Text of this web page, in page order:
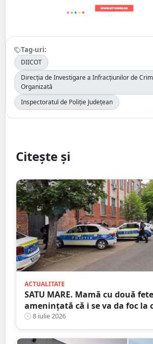
Tag-uri:
DIICOT
Direcția de Investigare a Infracțiunilor de
Organizată
Inspectoratul de Poliție Județean
Citește și
ACTUALITATE
SATU MARE. Mamă cu două
amenințată că i se va da foc la
Agresorul: ”Acum începe
8 iulie 2026